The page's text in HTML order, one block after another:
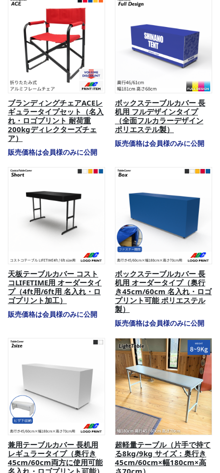
ブランディングチェアACEレ
ギュラータイプセット（名入
れ・ロゴプリント 耐荷重
200kgディレクターズチェ
ア）
販売価格は会員様のみに公開
ボックステーブルカバー 長
机用 フルデザインタイプ
（全面フルカラーデザイン
ポリエステル製）
販売価格は会員様のみに公開
天板テーブルカバー コスト
コLIFETIME用 オーダータイ
プ（4ft用/6ft用 名入れ・ロ
ゴプリント加工）
販売価格は会員様のみに公開
ボックステーブルカバー 長
机用 オーダータイプ（奥行
き45cm/60cm 名入れ・ロゴ
プリント可能 ポリエステル
製）
販売価格は会員様のみに公開
兼用テーブルカバー 長机用
レギュラータイプ（奥行き
45cm/60cm両方に使用可能
超軽量テーブル（片手で持て
る8kg/9kg サイズ：奥行き
45cm/60cm×幅180cm×高